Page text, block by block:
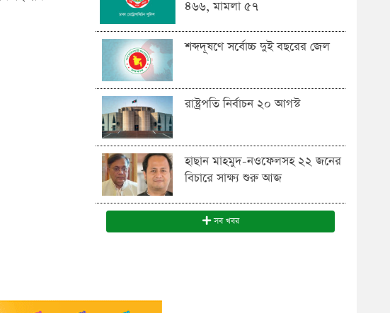
৪৬৬, মামলা ৫৭
শব্দদূষণে সর্বোচ্চ দুই বছরের জেল
রাষ্ট্রপতি নির্বাচন ২০ আগস্ট
হাছান মাহমুদ-নওফেলসহ ২২ জনের
বিচারে সাক্ষ্য শুরু আজ
সব খবর